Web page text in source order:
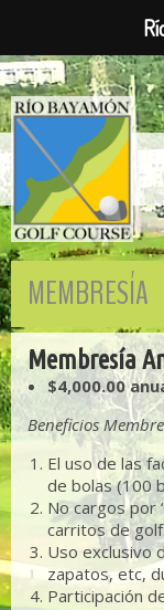
MEMBRESÍA
Membresía
$4,000.00
Beneficios
El uso de las
de bolas (100
No cargos por
carritos de
Uso exclusivo
zapatos, etc,
Participación